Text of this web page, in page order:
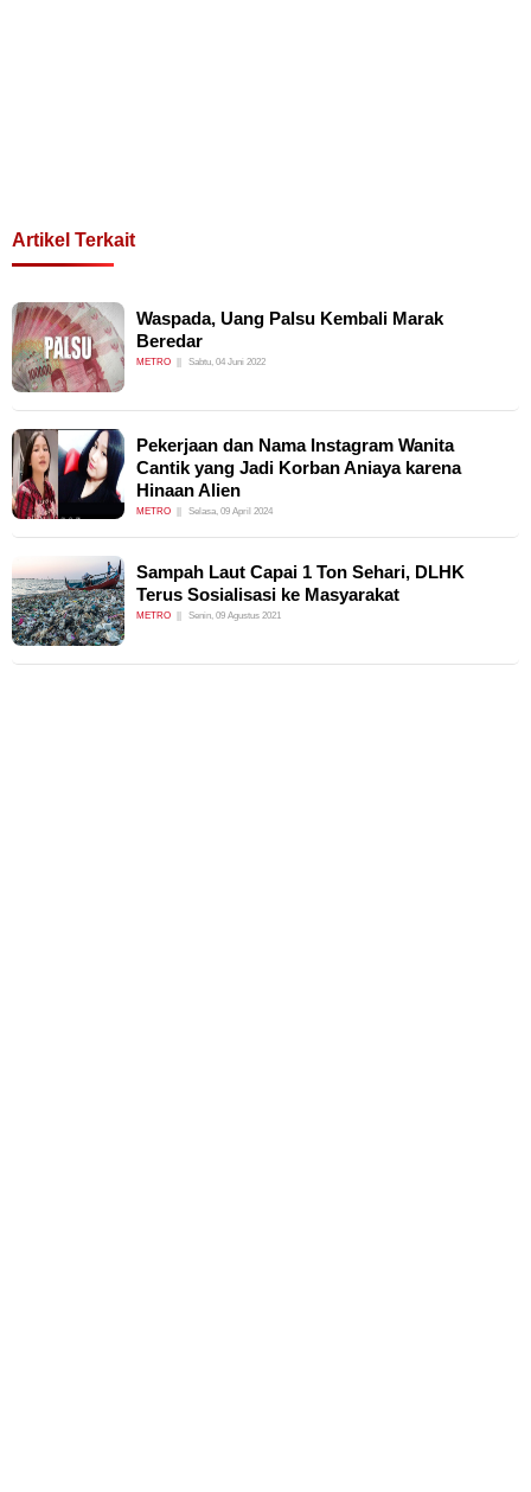
Artikel Terkait
Waspada, Uang Palsu Kembali Marak
Beredar
METRO Sabtu, 04 Juni 2022
Pekerjaan dan Nama Instagram Wanita
Cantik yang Jadi Korban Aniaya karena
Hinaan Alien
METRO Selasa, 09 April 2024
Sampah Laut Capai 1 Ton Sehari, DLHK
Terus Sosialisasi ke Masyarakat
METRO Senin, 09 Agustus 2021